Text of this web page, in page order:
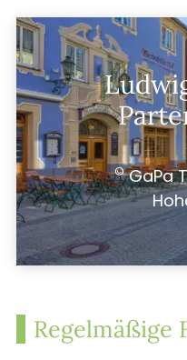
©GaPa
Regelmäßige